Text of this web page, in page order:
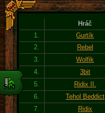
Hráč
1.
Gurtík
2.
Rebel
3.
Wolfik
4.
3bit
5.
Ridix II.
6.
Tehol Beddict
7.
Ridix